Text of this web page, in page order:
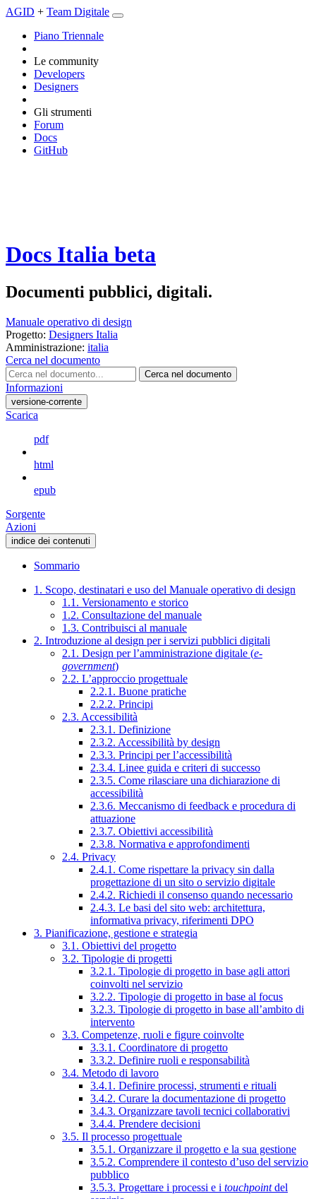
AGID + Team Digitale
Piano Triennale
Le community
Developers
Designers
Gli strumenti
Forum
Docs
GitHub
Docs Italia beta
Documenti pubblici, digitali.
Manuale operativo di design
Progetto: Designers Italia
Amministrazione: italia
Cerca nel documento
Cerca nel documento
Informazioni
versione-corrente
Scarica
pdf
html
epub
Sorgente
Azioni
indice dei contenuti
Sommario
1. Scopo, destinatari e uso del Manuale operativo di design
1.1. Versionamento e storico
1.2. Consultazione del manuale
1.3. Contribuisci al manuale
2. Introduzione al design per i servizi pubblici digitali
2.1. Design per l’amministrazione digitale (e-
government)
2.2. L’approccio progettuale
2.2.1. Buone pratiche
2.2.2. Principi
2.3. Accessibilità
2.3.1. Definizione
2.3.2. Accessibilità by design
2.3.3. Principi per l’accessibilità
2.3.4. Linee guida e criteri di successo
2.3.5. Come rilasciare una dichiarazione di
accessibilità
2.3.6. Meccanismo di feedback e procedura di
attuazione
2.3.7. Obiettivi accessibilità
2.3.8. Normativa e approfondimenti
2.4. Privacy
2.4.1. Come rispettare la privacy sin dalla
progettazione di un sito o servizio digitale
2.4.2. Richiedi il consenso quando necessario
2.4.3. Le basi del sito web: architettura,
informativa privacy, riferimenti DPO
3. Pianificazione, gestione e strategia
3.1. Obiettivi del progetto
3.2. Tipologie di progetti
3.2.1. Tipologie di progetto in base agli attori
coinvolti nel servizio
3.2.2. Tipologie di progetto in base al focus
3.2.3. Tipologie di progetto in base all’ambito di
intervento
3.3. Competenze, ruoli e figure coinvolte
3.3.1. Coordinatore di progetto
3.3.2. Definire ruoli e responsabilità
3.4. Metodo di lavoro
3.4.1. Definire processi, strumenti e rituali
3.4.2. Curare la documentazione di progetto
3.4.3. Organizzare tavoli tecnici collaborativi
3.4.4. Prendere decisioni
3.5. Il processo progettuale
3.5.1. Organizzare il progetto e la sua gestione
3.5.2. Comprendere il contesto d’uso del servizio
pubblico
3.5.3. Progettare i processi e i touchpointdel